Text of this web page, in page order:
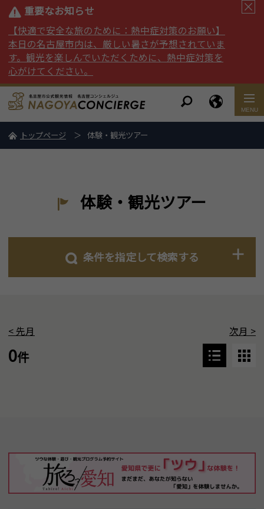
重要なお知らせ
【快適で安全な旅のために：熱中症対策のお願い】
本日の名古屋市内は、厳しい暑さが予想されていま
す。観光を楽しんでいただくために、熱中症対策を
心がけてください。
トップページ 体験・観光ツアー
体験・観光ツアー
条件を指定して検索する
< 先月 次月 >
0件